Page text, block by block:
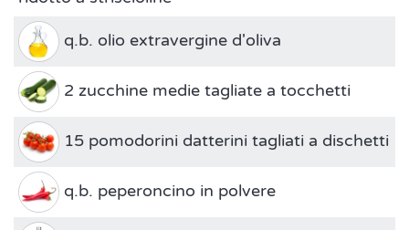
q.b. olio extravergine d'oliva
2 zucchine medie tagliate a tocchetti
15 pomodorini datterini tagliati a dischetti
q.b. peperoncino in polvere